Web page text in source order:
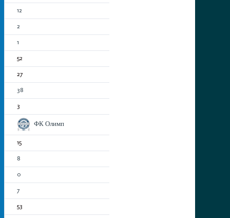
12
2
1
52
27
38
3
ФК Олимп
15
8
0
7
53